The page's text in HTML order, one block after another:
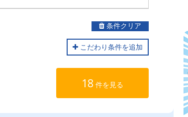
条件クリア
こだわり条件を追加
18 件を見る